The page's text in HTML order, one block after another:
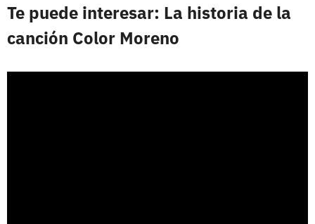
Te puede interesar: La historia de la
canción Color Moreno